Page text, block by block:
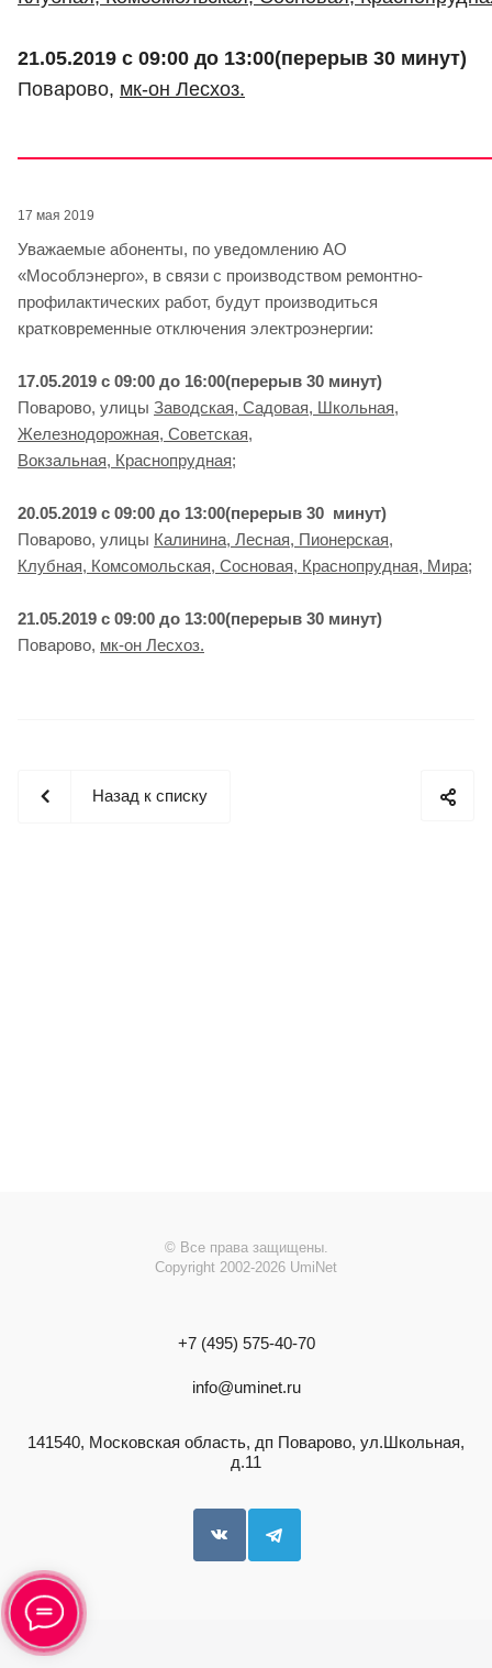
21.05.2019 с 09:00 до 13:00(перерыв 30 минут)
Поварово, мк-он Лесхоз.
17 мая 2019
Уважаемые абоненты, по уведомлению АО
«Мособлэнерго», в связи с производством ремонтно-
профилактических работ, будут производиться
кратковременные отключения электроэнергии:
17.05.2019 с 09:00 до 16:00(перерыв 30 минут)
Поварово, улицы Заводская, Садовая, Школьная,
Железнодорожная, Советская,
Вокзальная, Краснопрудная;
20.05.2019 с 09:00 до 13:00(перерыв 30 минут)
Поварово, улицы Калинина, Лесная, Пионерская,
Клубная, Комсомольская, Сосновая, Краснопрудная, Мира;
21.05.2019 с 09:00 до 13:00(перерыв 30 минут)
Поварово, мк-он Лесхоз.
Назад к списку
© Все права защищены.
Copyright 2002-2026 UmiNet
+7 (495) 575-40-70
info@uminet.ru
141540, Московская область, дп Поварово, ул.Школьная,
д.11